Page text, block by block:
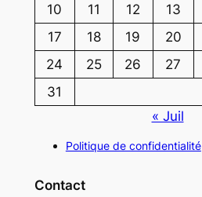
10
11 12 13
17
18 19 20
24
25 26 27
31
« Juil
Politique de confidentialité
Contact